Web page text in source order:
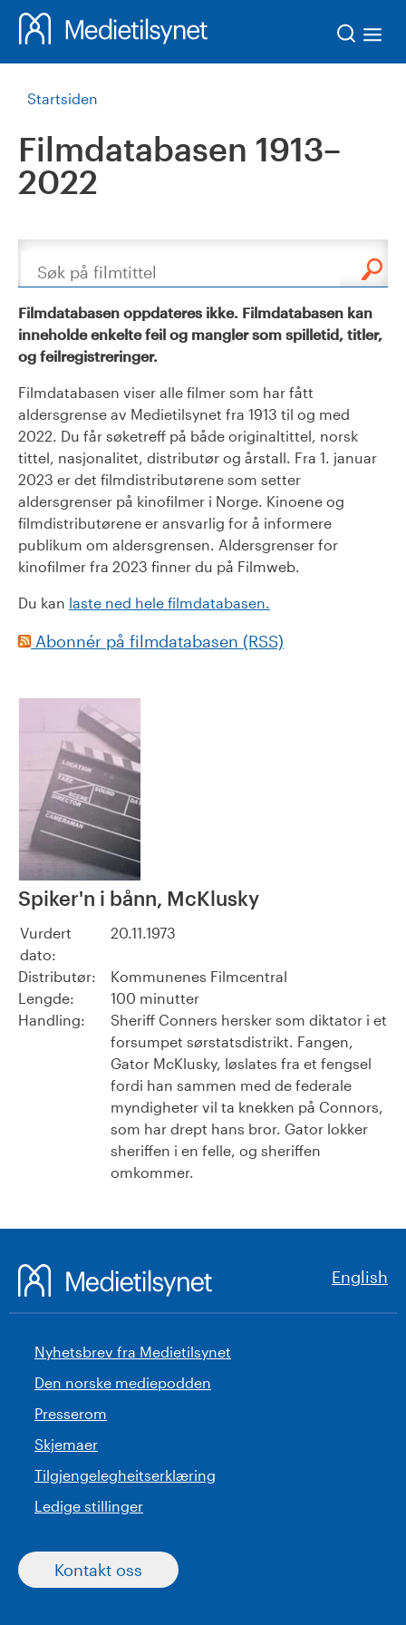
Startsiden
Filmdatabasen 1913–
2022
Søk
Filmdatabasen oppdateres ikke. Filmdatabasen kan
inneholde enkelte feil og mangler som spilletid, titler,
og feilregistreringer.
Filmdatabasen viser alle filmer som har fått
aldersgrense av Medietilsynet fra 1913 til og med
2022. Du får søketreff på både originaltittel, norsk
tittel, nasjonalitet, distributør og årstall. Fra 1. januar
2023 er det filmdistributørene som setter
aldersgrenser på kinofilmer i Norge. Kinoene og
filmdistributørene er ansvarlig for å informere
publikum om aldersgrensen. Aldersgrenser for
kinofilmer fra 2023 finner du på Filmweb.
Du kan laste ned hele filmdatabasen.
Abonnér på filmdatabasen (RSS)
Spiker'n i bånn, McKlusky
Vurdert
dato:
20.11.1973
Distributør:
Kommunenes Filmcentral
Lengde:
100 minutter
Handling:
Sheriff Conners hersker som diktator i et
forsumpet sørstatsdistrikt. Fangen,
Gator McKlusky, løslates fra et fengsel
fordi han sammen med de federale
myndigheter vil ta knekken på Connors,
som har drept hans bror. Gator lokker
sheriffen i en felle, og sheriffen
omkommer.
English
Nyhetsbrev fra Medietilsynet
Den norske mediepodden
Presserom
Skjemaer
Tilgjengelegheitserklæring
Ledige stillinger
Kontakt oss